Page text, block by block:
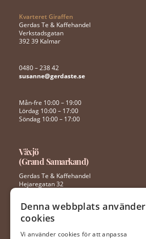
Kvarteret Giraffen
Gerdas Te & Kaffehandel
Verkstadsgatan
392 39 Kalmar
0480 – 238 42
susanne@gerdaste.se
Mån-fre 10:00 – 19:00
Lördag 10:00 – 17:00
Söndag 10:00 – 17:00
Växjö
(Grand Samarkand)
Gerdas Te & Kaffehandel
Hejaregatan 32
0470 – 281 44
Denna webbplats använder
cookies
Vi använder cookies för att anpassa